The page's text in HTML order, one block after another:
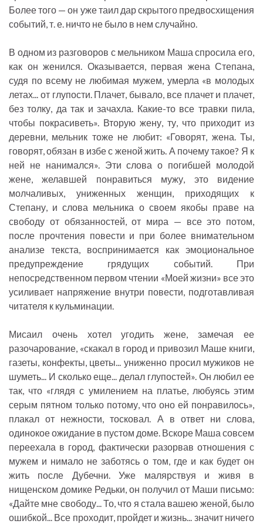
Более того — он уже таил дар скрытого предвосхищения
событий, т. е. ничто не было в нем случайно.
В одном из разговоров с мельником Маша спросила его,
как он женился. Оказывается, первая жена Степана,
судя по всему не любимая мужем, умерла «в молодых
летах... от глупости. Плачет, бывало, все плачет и плачет,
без толку, да так и зачахла. Какие-то все травки пила,
чтобы покрасиветь». Вторую жену, ту, что приходит из
деревни, мельник тоже не любит: «Говорят, жена. Ты,
говорят, обязан в избе с женой жить. А почему такое? Я к
ней не нанимался». Эти слова о погибшей молодой
жене, желавшей понравиться мужу, это видение
молчаливых, униженных женщин, приходящих к
Степану, и слова мельника о своем якобы праве на
свободу от обязанностей, от мира — все это потом,
после прочтения повести и при более внимательном
анализе текста, воспринимается как эмоциональное
предупреждение грядущих событий. При
непосредственном первом чтении «Моей жизни» все это
усиливает напряжение внутри повести, подготавливая
читателя к кульминации.
Мисаил очень хотел угодить жене, замечая ее
разочарование, «скакал в город и привозил Маше книги,
газеты, конфекты, цветы... униженно просил мужиков не
шуметь... И сколько еще... делал глупостей». Он любил ее
так, что «глядя с умилением на платье, любуясь этим
серым пятном только потому, что оно ей понравилось»,
плакал от нежности, тосковал. А в ответ ни слова,
одинокое ожидание в пустом доме. Вскоре Маша совсем
переехала в город, фактически разорвав отношения с
мужем и нимало не заботясь о том, где и как будет он
жить после Дубечни. Уже малярствуя и живя в
нищенском домике Редьки, он получил от Маши письмо:
«Дайте мне свободу... То, что я стала вашею женой, было
ошибкой... Все проходит, пройдет и жизнь... значит ничего